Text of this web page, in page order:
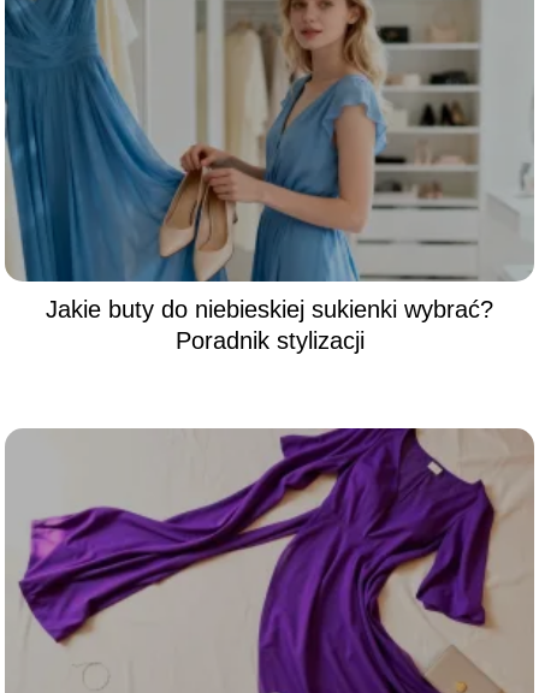
Jakie buty do niebieskiej sukienki wybrać?
Poradnik stylizacji